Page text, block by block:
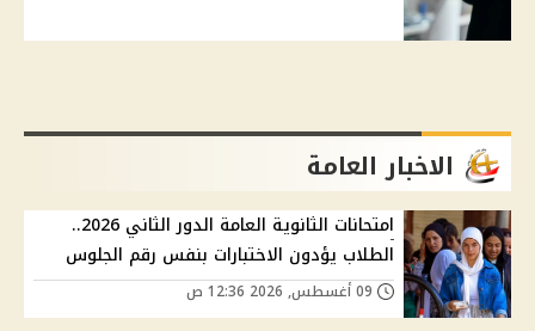
الاخبار العامة
امتحانات الثانوية العامة الدور الثاني 2026..
الطلاب يؤدون الاختبارات بنفس رقم الجلوس